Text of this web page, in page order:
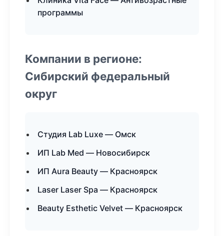
программы
Компании в регионе:
Сибирский федеральный
округ
Студия Lab Luxe — Омск
ИП Lab Med — Новосибирск
ИП Aura Beauty — Красноярск
Laser Laser Spa — Красноярск
Beauty Esthetic Velvet — Красноярск